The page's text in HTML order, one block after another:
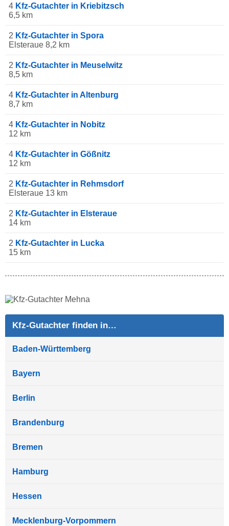
4 Kfz-Gutachter in Kriebitzsch
6,5 km
2 Kfz-Gutachter in Spora
Elsteraue 8,2 km
2 Kfz-Gutachter in Meuselwitz
8,5 km
4 Kfz-Gutachter in Altenburg
8,7 km
4 Kfz-Gutachter in Nobitz
12 km
4 Kfz-Gutachter in Gößnitz
12 km
2 Kfz-Gutachter in Rehmsdorf
Elsteraue 13 km
2 Kfz-Gutachter in Elsteraue
14 km
2 Kfz-Gutachter in Lucka
15 km
Kfz-Gutachter finden in…
Baden-Württemberg
Bayern
Berlin
Brandenburg
Bremen
Hamburg
Hessen
Mecklenburg-Vorpommern